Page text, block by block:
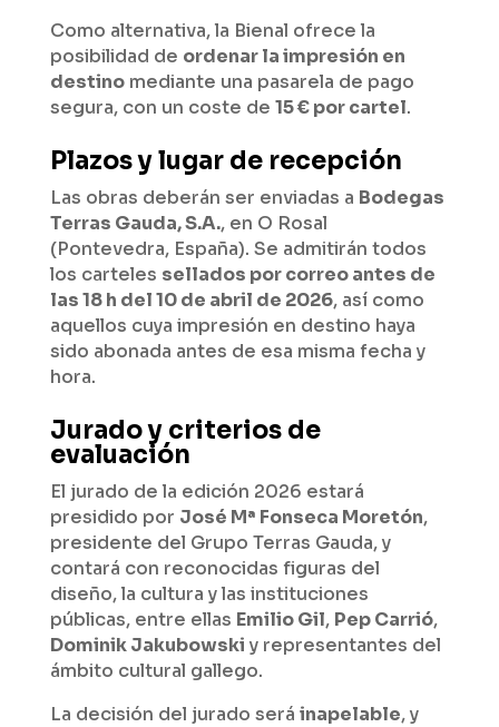
Como alternativa, la Bienal ofrece la
posibilidad de ordenar la impresión en
destinomediante una pasarela de pago
segura, con un coste de 15 € por cartel.
Plazos y lugar de recepción
Las obras deberán ser enviadas a Bodegas
Terras Gauda, S.A., en O Rosal
(Pontevedra, España). Se admitirán todos
los carteles sellados por correo antes de
las 18 h del 10 de abril de 2026, así como
aquellos cuya impresión en destino haya
sido abonada antes de esa misma fecha y
hora.
Jurado y criterios de
evaluación
El jurado de la edición 2026 estará
presidido por José Mª Fonseca Moretón,
presidente del Grupo Terras Gauda, y
contará con reconocidas figuras del
diseño, la cultura y las instituciones
públicas, entre ellas Emilio Gil, Pep Carrió,
Dominik Jakubowski y representantes del
ámbito cultural gallego.
La decisión del jurado será inapelable, y